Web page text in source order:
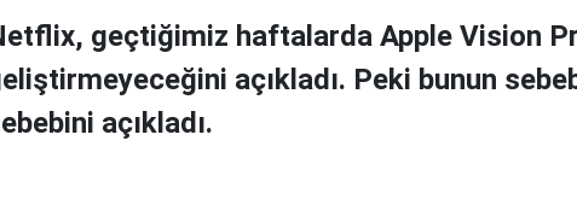
geçtiğimiz haftalarda Apple Vision
açıkladı. Peki bunun
açıkladı.